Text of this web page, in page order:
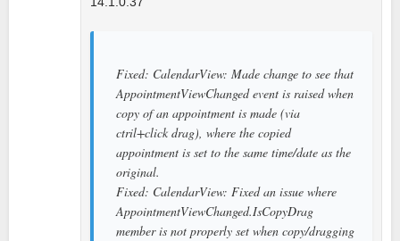
Fixed: CalendarView: Made change to see that
AppointmentViewChanged event is raised when
copy of an appointment is made (via
ctril+click drag), where the copied
appointment is set to the same time/date as the
original.
Fixed: CalendarView: Fixed an issue where
AppointmentViewChanged.IsCopyDrag
member is not properly set when copy/dragging